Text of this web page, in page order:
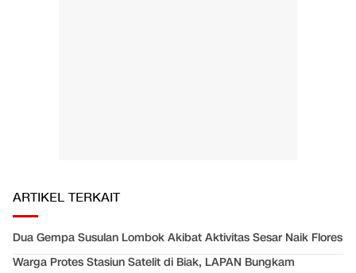
ARTIKEL TERKAIT
Dua Gempa Susulan Lombok Akibat Aktivitas Sesar Naik Flores
Warga Protes Stasiun Satelit di Biak, LAPAN Bungkam